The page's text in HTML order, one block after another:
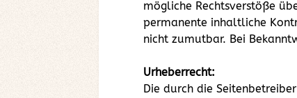
mögliche Rechtsverstöße
permanente inhaltliche
nicht zumutbar. Bei
Urheberrecht:
Die durch die